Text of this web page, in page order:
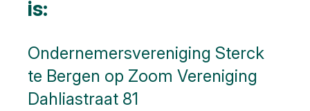
Kunst
Stadswandelingen
is:
Ondernemersvereniging Sterck
te Bergen op Zoom Vereniging
Dahliastraat 81